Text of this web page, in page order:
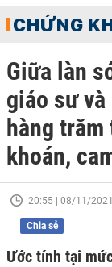
CHỨNG
Giữa làn
giáo sư
hàng
khoán,
20:55 | 08/11/2021
Chia sẻ
Ước tính tại